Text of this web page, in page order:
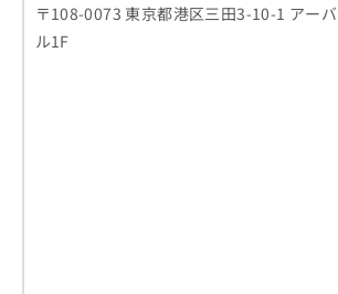
〒108-0073 東京都港区三田3-10-1 アー
ル1F